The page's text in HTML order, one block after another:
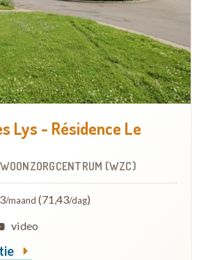
Lys - Résidence Le
WOONZORGCENTRUM (WZC)
/maand (71,43/dag)
video